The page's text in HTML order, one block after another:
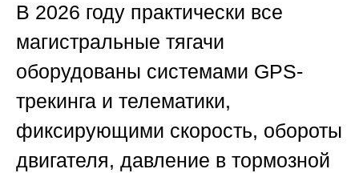
В 2026 году практически все
магистральные тягачи
оборудованы системами GPS-
трекинга и телематики,
фиксирующими скорость, обороты
двигателя, давление в тормозной